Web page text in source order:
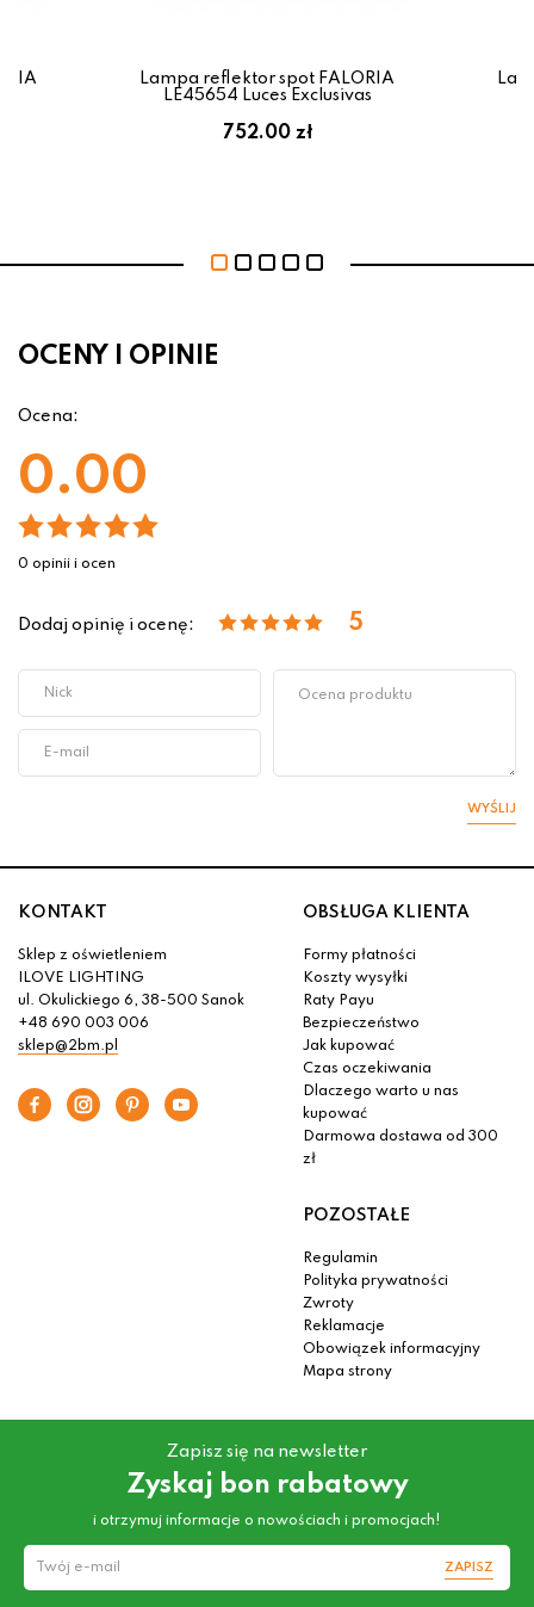
Lampa reflektor spot FALORIA
LE45654 Luces Exclusivas
752.00 zł
OCENY I OPINIE
Ocena:
0.00
0 opinii i ocen
Dodaj opinię i ocenę: 5
WYŚLIJ
KONTAKT
Sklep z oświetleniem
ILOVE LIGHTING
ul. Okulickiego 6, 38-500 Sanok
+48 690 003 006
sklep@2bm.pl
OBSŁUGA KLIENTA
Formy płatności
Koszty wysyłki
Raty Payu
Bezpieczeństwo
Jak kupować
Czas oczekiwania
Dlaczego warto u nas
kupować
Darmowa dostawa od 300
zł
POZOSTAŁE
Regulamin
Polityka prywatności
Zwroty
Reklamacje
Obowiązek informacyjny
Mapa strony
Zapisz się na newsletter
Zyskaj bon rabatowy
i otrzymuj informacje o nowościach i promocjach!
ZAPISZ